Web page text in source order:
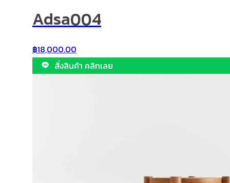
Adsa004
฿18,000.00
สั่งสินค้า คลิกเลย